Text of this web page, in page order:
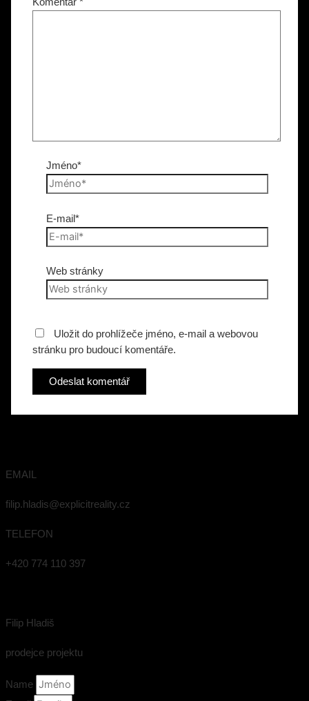
Jméno*
E-mail*
Web stránky
Uložit do prohlížeče jméno, e-mail a webovou
stránku pro budoucí komentáře.
EMAIL
filip.hladis@explicitreality.cz
TELEFON
+420 774 110 397
Filip Hladiš
prodejce projektu
Name